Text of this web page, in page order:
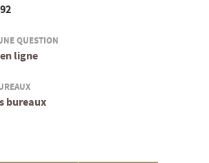
QUESTION
ligne
bureaux